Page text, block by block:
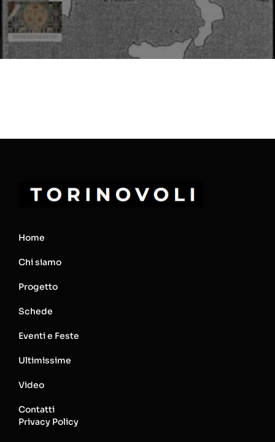
Home
Chi siamo
Progetto
Schede
Eventi e Feste
Ultimissime
Video
Contatti
Privacy Policy